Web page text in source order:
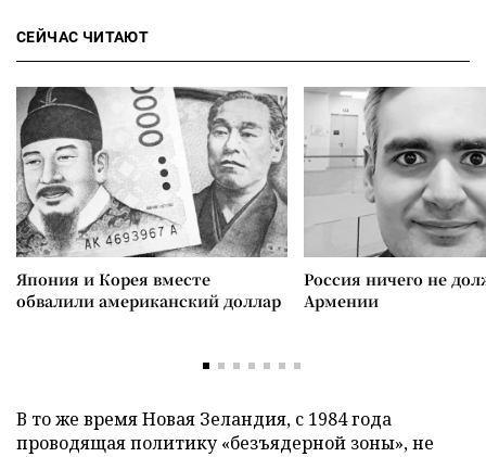
СЕЙЧАС ЧИТАЮТ
Япония и Корея вместе
обвалили американский доллар
Россия ничего не
Армении
В то же время Новая Зеландия, с 1984 года
проводящая политику «безъядерной зоны», не